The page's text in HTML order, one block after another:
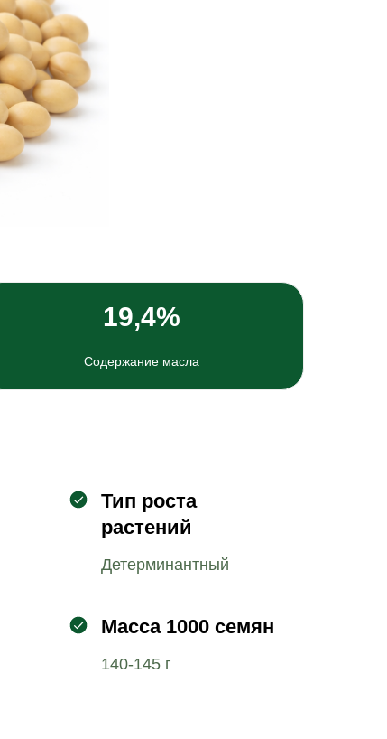
19,4%
Содержание масла
Тип роста
растений
Детерминантный
Масса 1000 семян
140-145 г